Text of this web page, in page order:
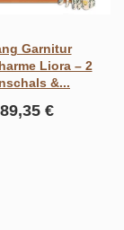
Garnitur
Liora – 2
&...
89,35 €